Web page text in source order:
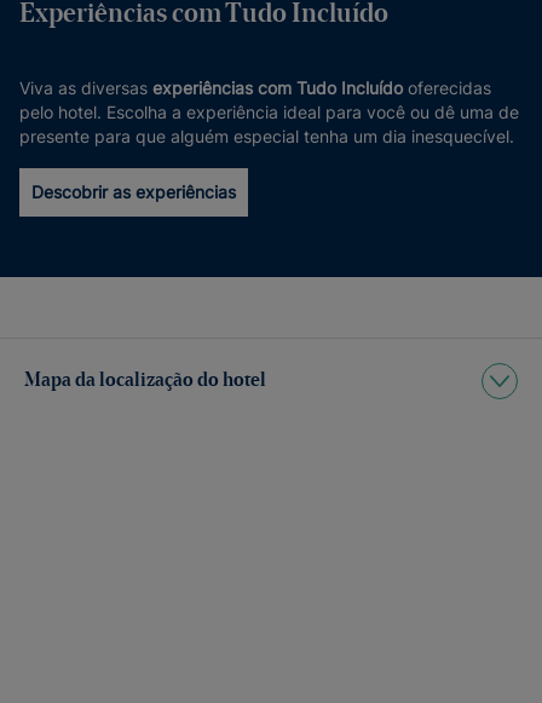
Experiências com Tudo Incluído
Viva as diversas experiências com Tudo Incluído oferecidas
pelo hotel. Escolha a experiência ideal para você ou dê uma de
presente para que alguém especial tenha um dia inesquecível.
Descobrir as experiências
Mapa da localização do hotel